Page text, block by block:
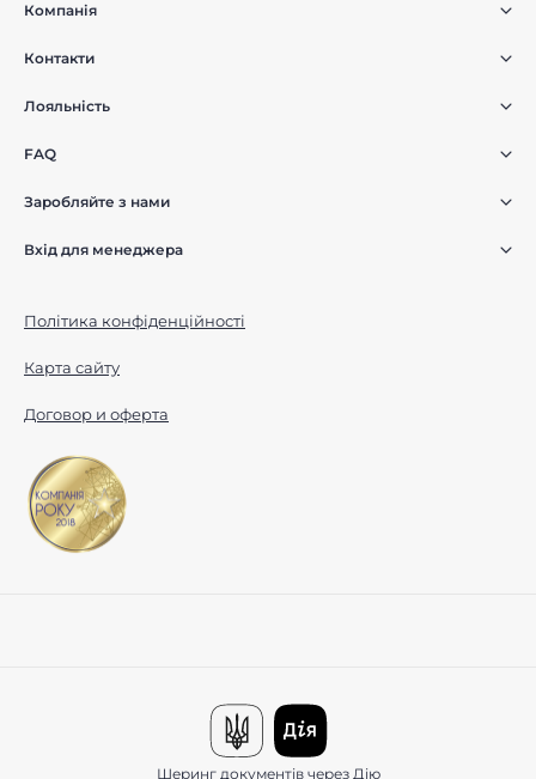
Компанія
Контакти
Лояльність
FAQ
Заробляйте з нами
Вхід для менеджера
Політика конфіденційності
Карта сайту
Договор и оферта
Шеринг документів через Дію